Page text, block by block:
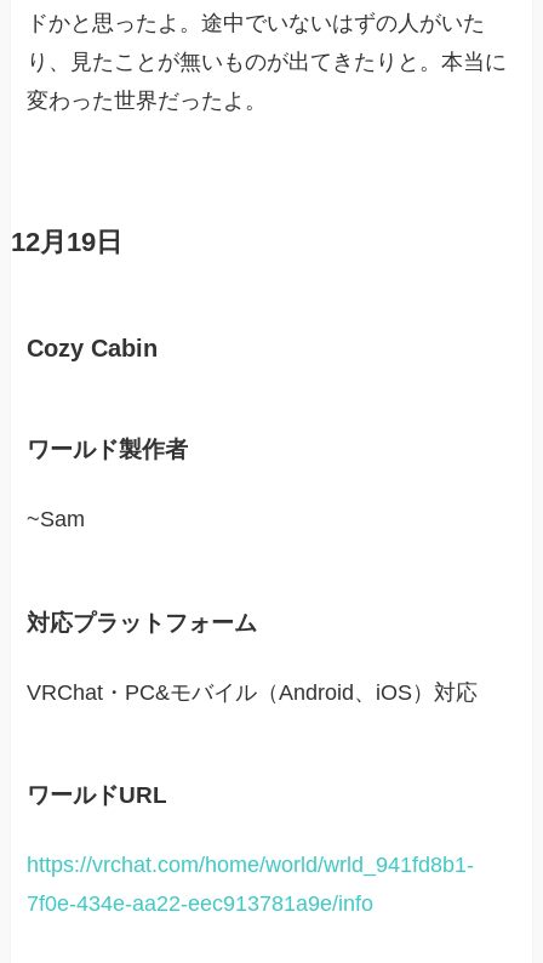
ドかと思ったよ。途中でいないはずの人がいた
り、見たことが無いものが出てきたりと。本当に
変わった世界だったよ。
12月19日
Cozy Cabin
ワールド製作者
~Sam
対応プラットフォーム
VRChat・PC&モバイル（Android、iOS）対応
ワールドURL
https://vrchat.com/home/world/wrld_941fd8b1-
7f0e-434e-aa22-eec913781a9e/info